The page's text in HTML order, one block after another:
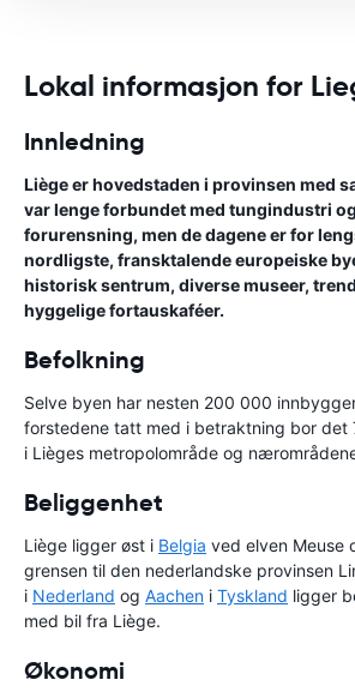
Lokal informasjon for
Innledning
Liège er hovedstaden i provinsen med
var lenge forbundet med tungindustri
forurensning, men de dagene er for
nordligste, fransktalende europeiske
historisk sentrum, diverse museer,
hyggelige fortauskaféer.
Befolkning
Selve byen har nesten 200 000
forstedene tatt med i betraktning bor det
i Lièges metropolområde og
Beliggenhet
Liège ligger øst i Belgia ved elven Meuse
grensen til den nederlandske provinsen
i Nederland og Aachen i Tyskland ligger
med bil fra Liège.
Økonomi